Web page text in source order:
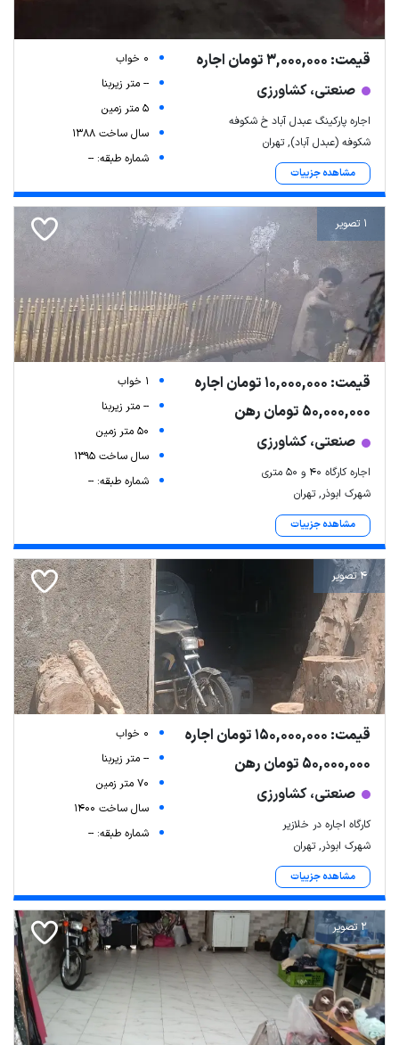
قیمت: 3,000,000 تومان اجاره
صنعتی، کشاورزی
اجاره پارکینگ عبدل آباد خ شکوفه
شکوفه (عبدل آباد), تهران
مشاهده جزییات
0 خواب
-- متر زیربنا
5 متر زمین
سال ساخت 1388
شماره طبقه: --
1 تصویر
قیمت: 10,000,000 تومان اجاره
50,000,000 تومان رهن
صنعتی، کشاورزی
اجاره کارگاه ۴۰ و ۵۰ متری
شهرک ابوذر, تهران
مشاهده جزییات
1 خواب
-- متر زیربنا
50 متر زمین
سال ساخت 1395
شماره طبقه: --
4 تصویر
قیمت: 150,000,000 تومان اجاره
50,000,000 تومان رهن
صنعتی، کشاورزی
کارگاه اجاره در خلازیر
شهرک ابوذر, تهران
مشاهده جزییات
0 خواب
-- متر زیربنا
70 متر زمین
سال ساخت 1400
شماره طبقه: --
2 تصویر